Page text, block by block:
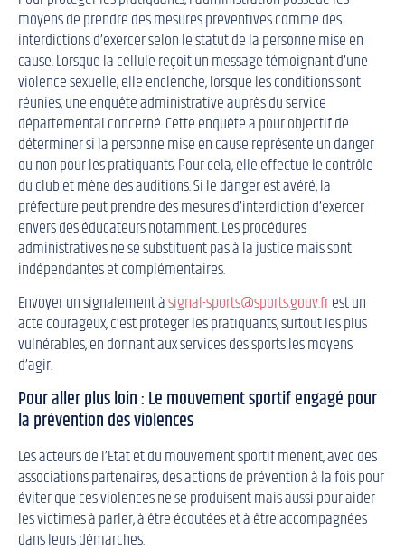
moyens de prendre des mesures préventives comme des
interdictions d’exercer selon le statut de la personne mise en
cause. Lorsque la cellule reçoit un message témoignant d’une
violence sexuelle, elle enclenche, lorsque les conditions sont
réunies, une enquête administrative auprès du service
départemental concerné. Cette enquête a pour objectif de
déterminer si la personne mise en cause représente un danger
ou non pour les pratiquants. Pour cela, elle effectue le contrôle
du club et mène des auditions. Si le danger est avéré, la
préfecture peut prendre des mesures d’interdiction d’exercer
envers des éducateurs notamment. Les procédures
administratives ne se substituent pas à la justice mais sont
indépendantes et complémentaires.
Envoyer un signalement àsignal-sports@sports.gouv.frest un
acte courageux, c’est protéger les pratiquants, surtout les plus
vulnérables, en donnant aux services des sports les moyens
d’agir.
Pour aller plus loin : Le mouvement sportif engagé pour
la prévention des violences
Les acteurs de l’Etat et du mouvement sportif mènent, avec des
associations partenaires, des actions de prévention à la fois pour
éviter que ces violences ne se produisent mais aussi pour aider
les victimes à parler, à être écoutées et à être accompagnées
dans leurs démarches.